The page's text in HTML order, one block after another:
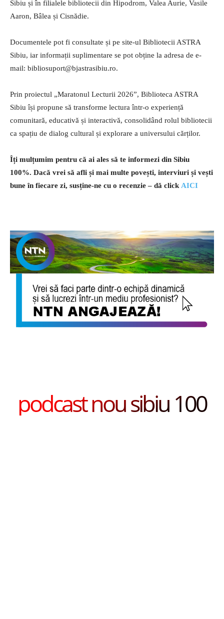
Sibiu și în filialele bibliotecii din Hipodrom, Valea Aurie, Vasile
Aaron, Bâlea și Cisnădie.
Documentele pot fi consultate și pe site-ul Bibliotecii ASTRA
Sibiu, iar informații suplimentare se pot obține la adresa de e-
mail: bibliosuport@bjastrasibiu.ro.
Prin proiectul „Maratonul Lecturii 2026”, Biblioteca ASTRA
Sibiu își propune să transforme lectura într-o experiență
comunitară, educativă și interactivă, consolidând rolul bibliotecii
ca spațiu de dialog cultural și explorare a universului cărților.
Îți mulțumim pentru că ai ales să te informezi din Sibiu
100%. Dacă vrei să afli și mai multe povești, interviuri și vești
bune în fiecare zi, susține-ne cu o recenzie – dă click AICI
podcast nou sibiu 100